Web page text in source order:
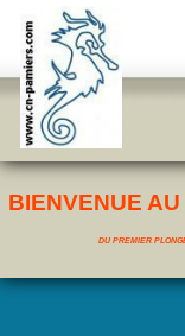
BIENVENUE
DU PREMIER
Panneau de gestion